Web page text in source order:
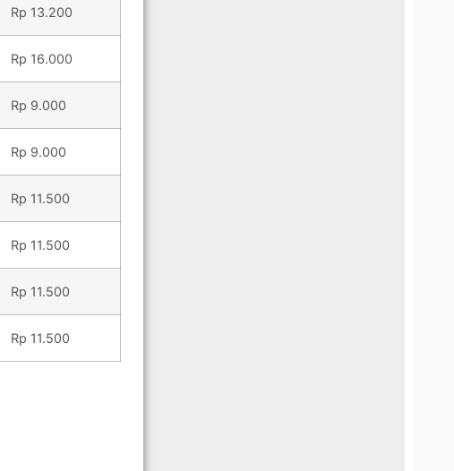
Rp 13.200
Rp 16.000
Rp 9.000
Rp 9.000
Rp 11.500
Rp 11.500
Rp 11.500
Rp 11.500